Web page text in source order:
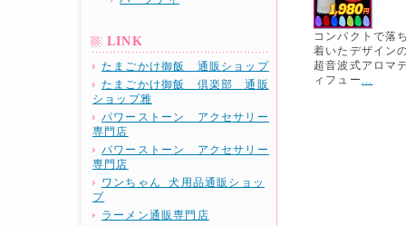
コンパクトで落
着いたデザイン
超音波式アロマ
ィフュー ...
LINK
たまごかけ御飯 通販ショップ
たまごかけ御飯 倶楽部 通販
ショップ雅
パワーストーン アクセサリー
専門店
パワーストーン アクセサリー
専門店
ワンちゃん 犬用品通販ショッ
プ
ラーメン通販専門店